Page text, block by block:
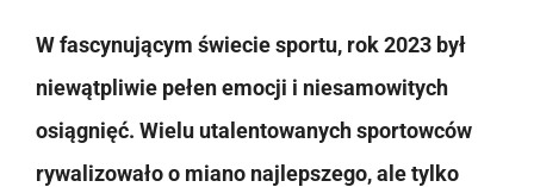
W fascynującym świecie sportu, rok 2023 był
niewątpliwie pełen emocji i niesamowitych
osiągnięć. Wielu utalentowanych sportowców
rywalizowało o miano najlepszego, ale tylko